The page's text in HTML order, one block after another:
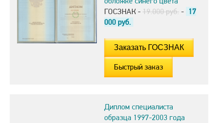
ГОСЗНАК - 19.000 руб. - 17
000 руб.
Быстрый заказ
Диплом специалиста
образца 1997-2003 года